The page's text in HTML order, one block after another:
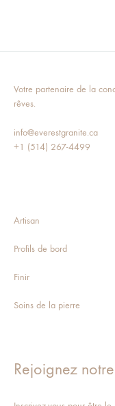
Votre partenaire de la
rêves.
info@everestgranite.ca
+1 (514) 267-4499
Artisan
Profils de bord
Finir
Soins de la pierre
Rejoignez